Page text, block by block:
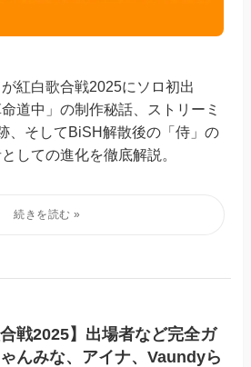
紅白歌合戦2025にソロ初出
道中」の制作秘話、ストリーミ
、そしてBiSH解散後の「侍」の
しての進化を徹底解説。
合戦2025】出場者など完全ガ
んみな、アイナ、Vaundyら